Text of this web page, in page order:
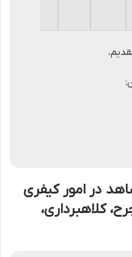
شاهد در امور کیفری
کلاهبرداری،